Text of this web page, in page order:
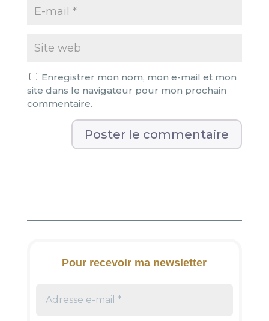
Enregistrer mon nom, mon e-mail et mon
site dans le navigateur pour mon prochain
commentaire.
n
Pour recevoir ma newsletter